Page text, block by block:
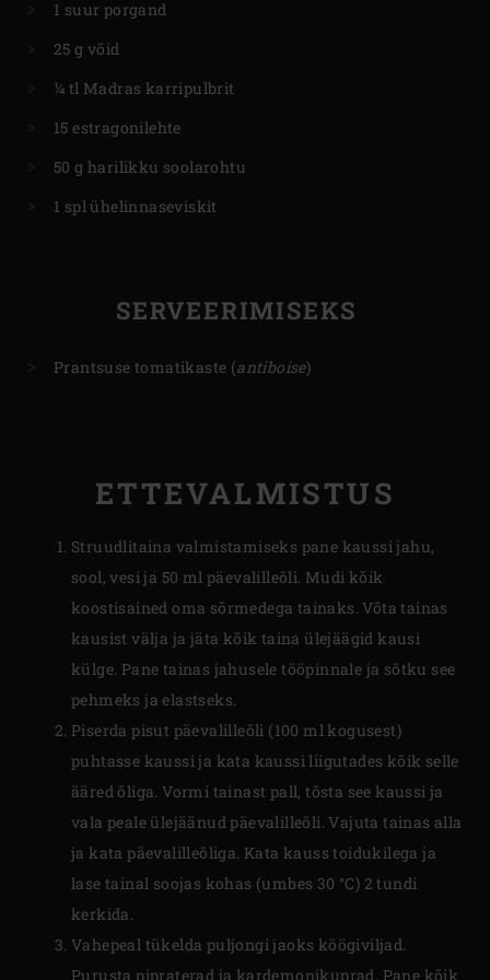
1 suur porgand
25 g võid
¼ tl Madras karripulbrit
15 estragonilehte
50 g harilikku soolarohtu
1 spl ühelinnaseviskit
SERVEERIMISEKS
Prantsuse tomatikaste (antiboise)
ETTEVALMISTUS
Struudlitaina valmistamiseks pane kaussi jahu,
sool, vesi ja 50 ml päevalilleõli. Mudi kõik
koostisained oma sõrmedega tainaks. Võta tainas
kausist välja ja jäta kõik taina ülejäägid kausi
külge. Pane tainas jahusele tööpinnale ja sõtku see
pehmeks ja elastseks.
Piserda pisut päevalilleõli (100 ml kogusest)
puhtasse kaussi ja kata kaussi liigutades kõik selle
ääred õliga. Vormi tainast pall, tõsta see kaussi ja
vala peale ülejäänud päevalilleõli. Vajuta tainas alla
ja kata päevalilleõliga. Kata kauss toidukilega ja
lase tainal soojas kohas (umbes 30 °C) 2 tundi
kerkida.
Vahepeal tükelda puljongi jaoks köögiviljad.
Purusta pipraterad ja kardemonikuprad. Pane kõik